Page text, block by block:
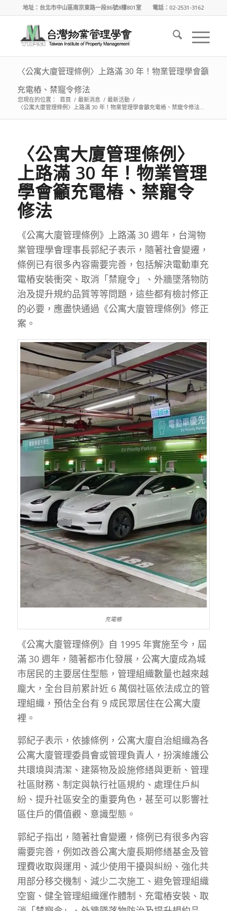
地址：台北市中山區南京東路一段86號8樓801室 電話：02-2531-3162
〈公寓大廈管理條例〉上路滿 30 年！物業管理學會籲
充電樁、禁寵令修法
您現在的位置： 首頁 / 最新消息 / 最新活動 /
〈公寓大廈管理條例〉上路滿 30 年！物業管理學會籲充電樁、禁寵令修法...
〈公寓大廈管理條例〉
上路滿 30 年！物業管理
學會籲充電樁、禁寵令
修法
《公寓大廈管理條例》上路滿 30 週年，台灣物
業管理學會理事長郭紀子表示，隨著社會變遷，
條例已有很多內容需要完善，包括解決電動車充
電樁安裝衝突、取消「禁寵令」、外牆墜落物防
治及提升規約品質等等問題，這些都有檢討修正
的必要，應盡快通過《公寓大廈管理條例》修正
案。
充電樁
《公寓大廈管理條例》自 1995 年實施至今，屆
滿 30 週年，隨著都市化發展，公寓大廈成為城
市居民的主要居住型態，管理組織數量也越來越
龐大，全台目前累計近 6 萬個社區依法成立的管
理組織，預估全台有 9 成民眾居住在公寓大廈
裡。
郭紀子表示，依據條例，公寓大廈自治組織為各
公寓大廈管理委員會或管理負責人，扮演維護公
共環境與清潔、建築物及設施修繕與更新、管理
社區財務、制定與執行社區規約、處理住戶糾
紛、提升社區安全的重要角色，甚至可以影響社
區住戶的價值觀、意識型態。
郭紀子指出，隨著社會變遷，條例已有很多內容
需要完善，例如改善公寓大廈長期修繕基金及管
理費收取與運用、減少使用干擾與糾紛、強化共
用部分移交機制、減少二次施工、避免管理組織
空窗、健全管理組織運作體制、充電樁安裝、取